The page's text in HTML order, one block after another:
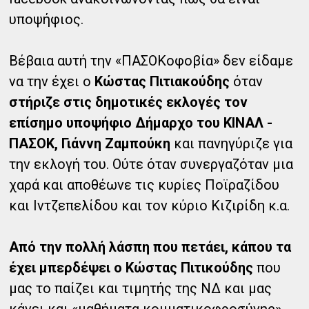
υποψήφιος.
Βέβαια αυτή την «ΠΑΣΟΚοφοβία» δεν είδαμε
να την έχει ο Κώστας Πιτιακούδης όταν
στήριζε στις δημοτικές εκλογές τον
επίσημο υποψήφιο Δήμαρχο του ΚΙΝΑΛ -
ΠΑΣΟΚ, Γιάννη Ζαμπούκη και πανηγύριζε για
την εκλογή του. Ούτε όταν συνεργαζόταν μια
χαρά και αποθέωνε τις κυρίες Ποϊραζίδου
και Ιντζεπελίδου και τον κύριο Κιζιρίδη κ.α.
Από την πολλή λάσπη που πετάει, κάπου τα
έχει μπερδέψει ο Κώστας Πιτικούδης που
μας το παίζει και τιμητής της ΝΔ και μας